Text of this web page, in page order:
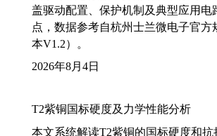
盖驱动配置、保护机制及典型应用电
点，数据参考自杭州士兰微电子官方
本V1.2）。
2026年8月4日
T2紫铜国标硬度及力学性能分析
本文系统解读T2紫铜的国标硬度和抗